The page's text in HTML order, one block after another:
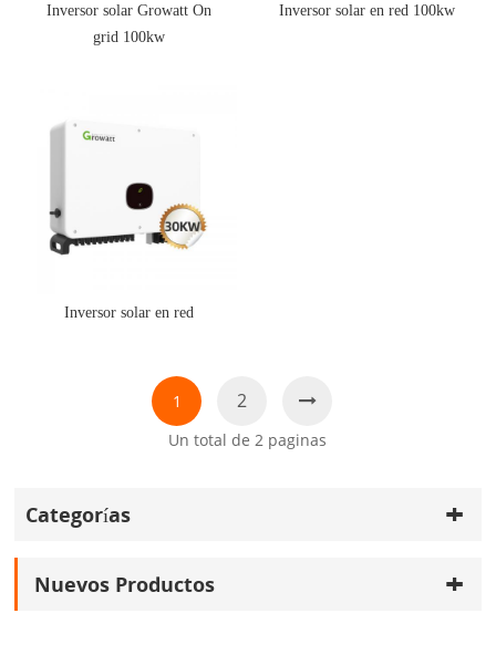
Inversor solar Growatt On
grid 100kw
Inversor solar en red 100kw
Inversor solar en red
1 2
Un total de2 paginas
Categorías
Nuevos Productos